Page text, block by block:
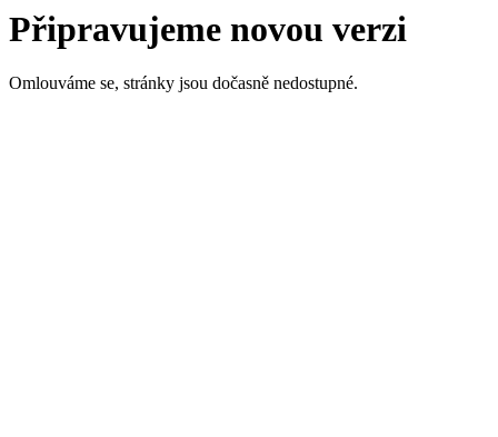
Připravujeme novou verzi
Omlouváme se, stránky jsou dočasně nedostupné.